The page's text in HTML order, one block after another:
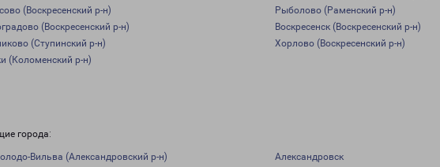
(Воскресенский р-н)
Рыболово (Раменский р-н)
(Воскресенский р-н)
Воскресенск (Воскресенский р-н)
(Ступинский р-н)
Хорлово (Воскресенский р-н)
(Коломенский р-н)
города:
Вильва (Александровский р-н)
Александровск